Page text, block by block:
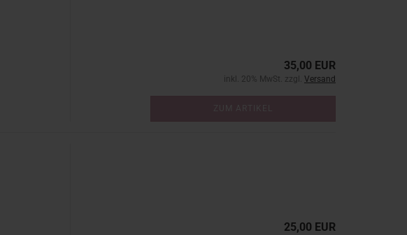
35,00 EUR
inkl. 20% MwSt. zzgl. Versand
25,00 EUR